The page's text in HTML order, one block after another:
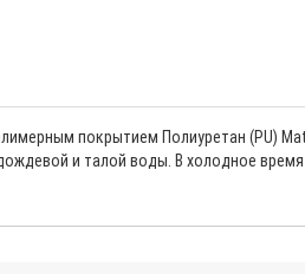
покрытием Полиуретан (PU)
и талой воды. В холодное